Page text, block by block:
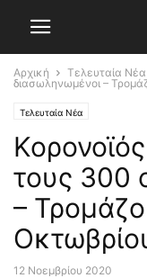
Αρχική Τελευταία Νέα
διασωληνωμένοι –
Τελευταία Νέα
τους 300
–
12 Νοεμβρίου 2020